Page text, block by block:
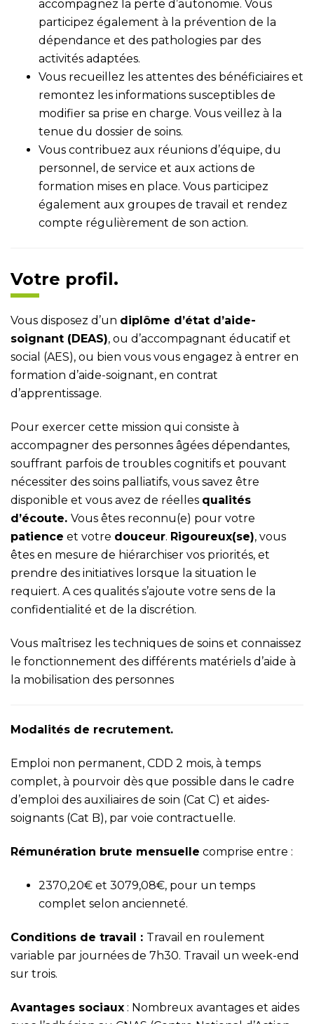
accompagnez la perte d’autonomie. Vous
participez également à la prévention de la
dépendance et des pathologies par des
activités adaptées.
Vous recueillez les attentes des bénéficiaires et
remontez les informations susceptibles de
modifier sa prise en charge. Vous veillez à la
tenue du dossier de soins.
Vous contribuez aux réunions d’équipe, du
personnel, de service et aux actions de
formation mises en place. Vous participez
également aux groupes de travail et rendez
compte régulièrement de son action.
Votre profil.
Vous disposez d’un diplôme d’état d’aide-
soignant (DEAS), ou d’accompagnant éducatif et
social (AES), ou bien vous vous engagez à entrer en
formation d’aide-soignant, en contrat
d’apprentissage.
Pour exercer cette mission qui consiste à
accompagner des personnes âgées dépendantes,
souffrant parfois de troubles cognitifs et pouvant
nécessiter des soins palliatifs, vous savez être
disponible et vous avez de réelles qualités
d’écoute. Vous êtes reconnu(e) pour votre
patience et votre douceur. Rigoureux(se), vous
êtes en mesure de hiérarchiser vos priorités, et
prendre des initiatives lorsque la situation le
requiert. A ces qualités s’ajoute votre sens de la
confidentialité et de la discrétion.
Vous maîtrisez les techniques de soins et connaissez
le fonctionnement des différents matériels d’aide à
la mobilisation des personnes
Modalités de recrutement.
Emploi non permanent, CDD 2 mois, à temps
complet, à pourvoir dès que possible dans le cadre
d’emploi des auxiliaires de soin (Cat C) et aides-
soignants (Cat B), par voie contractuelle.
Rémunération brute mensuelle comprise entre :
2370,20€ et 3079,08€, pour un temps
complet selon ancienneté.
Conditions de travail : Travail en roulement
variable par journées de 7h30. Travail un week-end
sur trois.
Avantages sociaux : Nombreux avantages et aides